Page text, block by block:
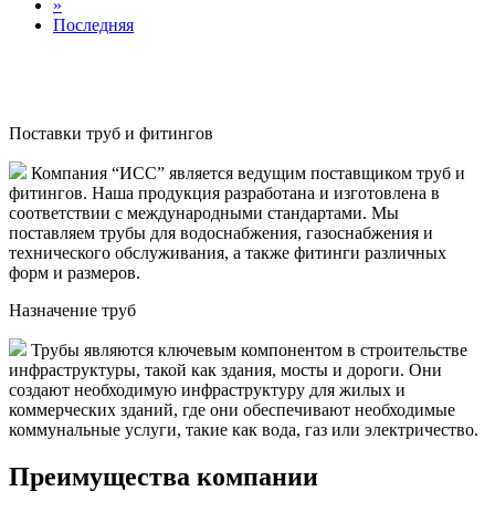
»
Последняя
Поставки труб и фитингов
Компания “ИСС” является ведущим поставщиком труб и
фитингов. Наша продукция разработана и изготовлена в
соответствии с международными стандартами. Мы
поставляем трубы для водоснабжения, газоснабжения и
технического обслуживания, а также фитинги различных
форм и размеров.
Назначение труб
Трубы являются ключевым компонентом в строительстве
инфраструктуры, такой как здания, мосты и дороги. Они
создают необходимую инфраструктуру для жилых и
коммерческих зданий, где они обеспечивают необходимые
коммунальные услуги, такие как вода, газ или электричество.
Преимущества компании